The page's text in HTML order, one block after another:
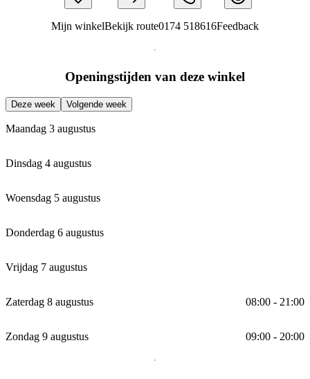
Mijn winkelBekijk route0174 518616Feedback
Openingstijden van deze winkel
Deze week Volgende week
Maandag 3 augustus
Dinsdag 4 augustus
Woensdag 5 augustus
Donderdag 6 augustus
Vrijdag 7 augustus
Zaterdag 8 augustus 08:00 - 21:00
Zondag 9 augustus 09:00 - 20:00